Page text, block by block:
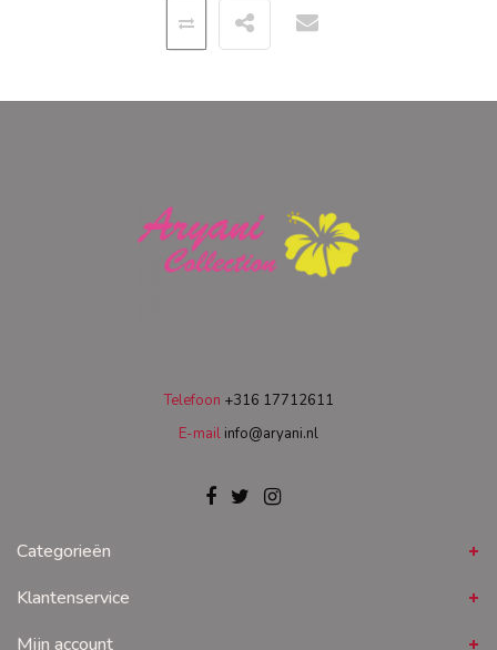
Telefoon +316 17712611
E-mail info@aryani.nl
Categorieën
Klantenservice
Mijn account